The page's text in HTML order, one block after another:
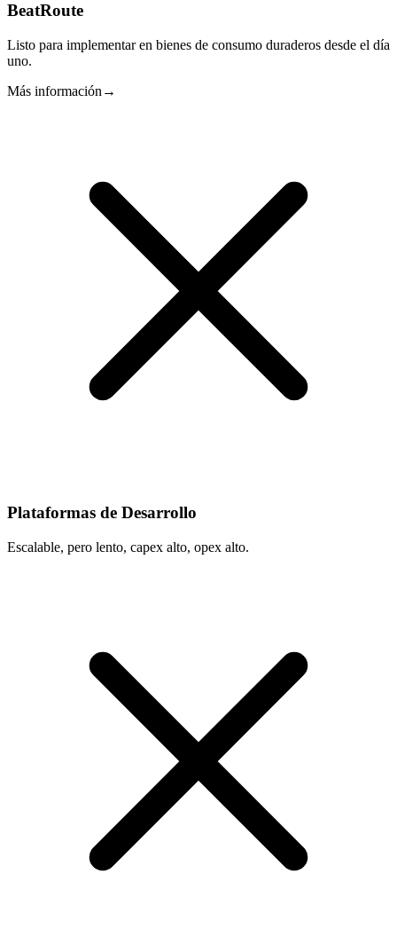
BeatRoute
Listo para implementar en bienes de consumo duraderos desde el día
uno.
Más información →
Plataformas de Desarrollo
Escalable, pero lento, capex alto, opex alto.